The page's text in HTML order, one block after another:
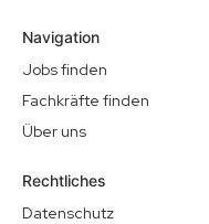
Navigation
Jobs finden
Fachkräfte finden
Über uns
Rechtliches
Datenschutz